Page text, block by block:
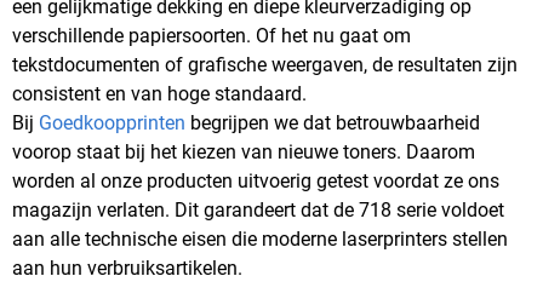
een gelijkmatige dekking en diepe kleurverzadiging op
verschillende papiersoorten. Of het nu gaat om
tekstdocumenten of grafische weergaven, de resultaten zijn
consistent en van hoge standaard.
Bij Goedkoopprinten begrijpen we dat betrouwbaarheid
voorop staat bij het kiezen van nieuwe toners. Daarom
worden al onze producten uitvoerig getest voordat ze ons
magazijn verlaten. Dit garandeert dat de 718 serie voldoet
aan alle technische eisen die moderne laserprinters stellen
aan hun verbruiksartikelen.